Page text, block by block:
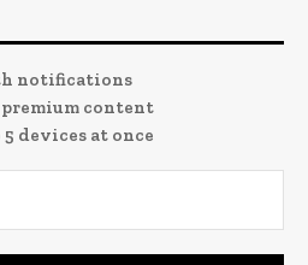
notifications
premium content
devices at once